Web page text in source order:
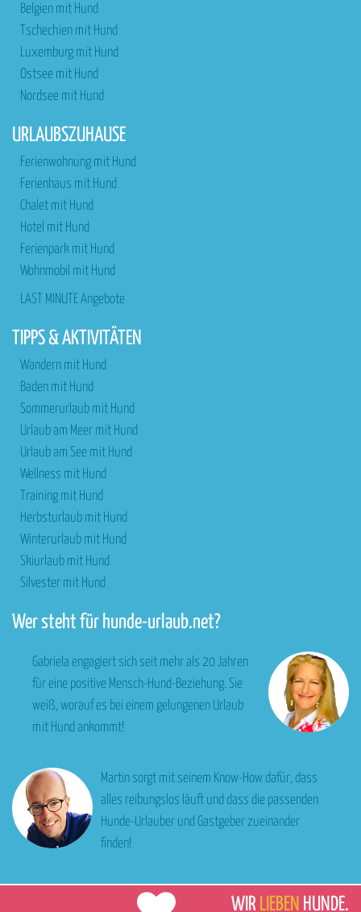
Belgien mit Hund
Tschechien mit Hund
Luxemburg mit Hund
Ostsee mit Hund
Nordsee mit Hund
URLAUBSZUHAUSE
Ferienwohnung mit Hund
Ferienhaus mit Hund
Chalet mit Hund
Hotel mit Hund
Ferienpark mit Hund
Wohnmobil mit Hund
LAST MINUTE Angebote
TIPPS & AKTIVITÄTEN
Wandern mit Hund
Baden mit Hund
Sommerurlaub mit Hund
Urlaub am Meer mit Hund
Urlaub am See mit Hund
Wellness mit Hund
Training mit Hund
Herbsturlaub mit Hund
Winterurlaub mit Hund
Skiurlaub mit Hund
Silvester mit Hund
Wer steht für hunde-urlaub.net?
Gabriela engagiert sich seit mehr als 20 Jahren
für eine positive Mensch-Hund-Beziehung. Sie
weiß, worauf es bei einem gelungenen Urlaub
mit Hund ankommt!
Martin sorgt mit seinem Know-How dafür, dass
alles reibungslos läuft und dass die passenden
Hunde-Urlauber und Gastgeber zueinander
finden!
WIR LIEBEN HUNDE.